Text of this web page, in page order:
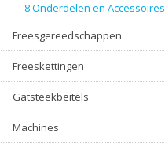
8 Onderdelen en Accessoires
Freesgereedschappen
Freeskettingen
Gatsteekbeitels
Machines